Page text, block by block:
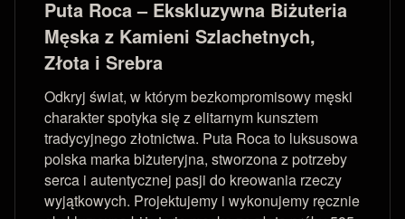
Puta Roca – Ekskluzywna Biżuteria
Męska z Kamieni Szlachetnych,
Złota i Srebra
Odkryj świat, w którym bezkompromisowy męski
charakter spotyka się z elitarnym kunsztem
tradycyjnego złotnictwa. Puta Roca to luksusowa
polska marka biżuteryjna, stworzona z potrzeby
serca i autentycznej pasji do kreowania rzeczy
wyjątkowych. Projektujemy i wykonujemy ręcznie